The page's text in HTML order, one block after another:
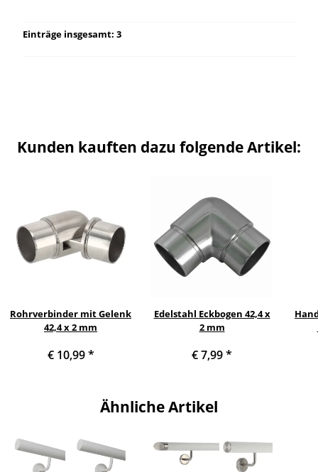
Einträge insgesamt: 3
Kunden kauften dazu folgende Artikel:
Rohrverbinder mit Gelenk
42,4 x 2 mm
€ 10,99*
Edelstahl Eckbogen 42,4 x
2 mm
€ 7,99*
Ähnliche Artikel